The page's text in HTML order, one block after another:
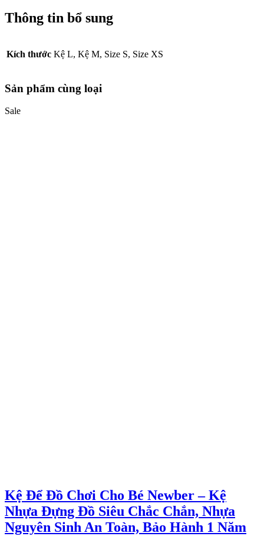
Thông tin bổ sung
Kích thước Kệ L, Kệ M, Size S, Size XS
Sản phẩm cùng loại
Sale
Kệ Để Đồ Chơi Cho Bé Newber – Kệ
Nhựa Đựng Đồ Siêu Chắc Chắn, Nhựa
Nguyên Sinh An Toàn, Bảo Hành 1 Năm